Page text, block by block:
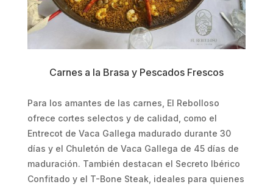
Carnes a la Brasa y Pescados Frescos
Para los amantes de las carnes, El Rebolloso
ofrece cortes selectos y de calidad, como el
Entrecot de Vaca Gallega madurado durante 30
días y el Chuletón de Vaca Gallega de 45 días de
maduración. También destacan el Secreto Ibérico
Confitado y el T-Bone Steak, ideales para quienes